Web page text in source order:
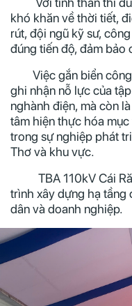
khó khăn về thời tiết,
rút, đội ngũ kỹ sư,
đúng tiến độ, đảm bảo
Việc gắn biển công
ghi nhận nỗ lực của
nghành điện, mà còn
tâm hiện thực hóa
trong sự nghiệp phát
Thơ và khu vực.
TBA 110kV Cái
trình xây dựng hạ tầng
dân và doanh nghiệp.